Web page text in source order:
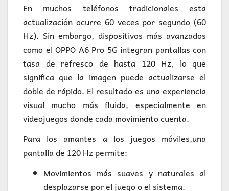
En muchos teléfonos tradicionales esta
actualización ocurre 60 veces por segundo (60
Hz). Sin embargo, dispositivos más avanzados
como el OPPO A6 Pro 5G integran pantallas con
tasa de refresco de hasta 120 Hz, lo que
significa que la imagen puede actualizarse el
doble de rápido. El resultado es una experiencia
visual mucho más fluida, especialmente en
videojuegos donde cada movimiento cuenta.
Para los amantes a los juegos móviles,una
pantalla de 120 Hz permite:
Movimientos más suaves y naturales al
desplazarse por el juego o el sistema.